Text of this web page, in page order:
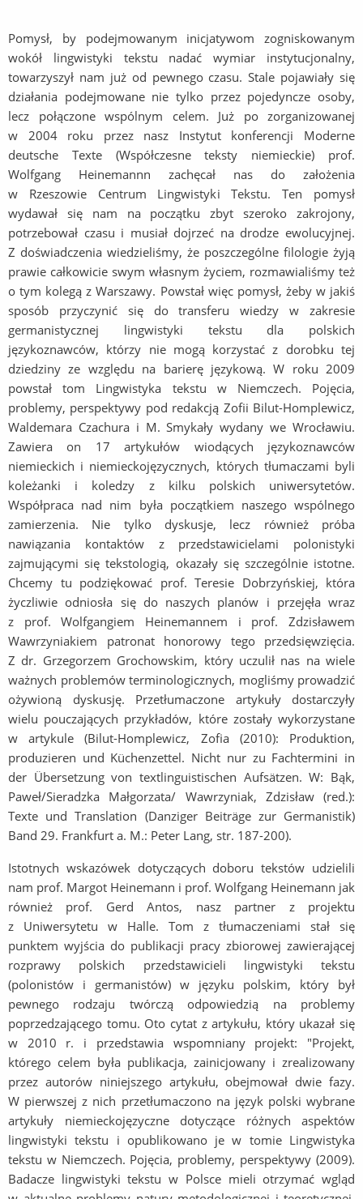
Pomysł, by podejmowanym inicjatywom zogniskowanym
wokół lingwistyki tekstu nadać wymiar instytucjonalny,
towarzyszył nam już od pewnego czasu. Stale pojawiały się
działania podejmowane nie tylko przez pojedyncze osoby,
lecz połączone wspólnym celem. Już po zorganizowanej
w 2004 roku przez nasz Instytut konferencji Moderne
deutsche Texte (Współczesne teksty niemieckie) prof.
Wolfgang Heinemannn zachęcał nas do założenia
w Rzeszowie Centrum Lingwistyki Tekstu. Ten pomysł
wydawał się nam na początku zbyt szeroko zakrojony,
potrzebował czasu i musiał dojrzeć na drodze ewolucyjnej.
Z doświadczenia wiedzieliśmy, że poszczególne filologie żyją
prawie całkowicie swym własnym życiem, rozmawialiśmy też
o tym kolegą z Warszawy. Powstał więc pomysł, żeby w jakiś
sposób przyczynić się do transferu wiedzy w zakresie
germanistycznej lingwistyki tekstu dla polskich
językoznawców, którzy nie mogą korzystać z dorobku tej
dziedziny ze względu na barierę językową. W roku 2009
powstał tom Lingwistyka tekstu w Niemczech. Pojęcia,
problemy, perspektywy pod redakcją Zofii Bilut-Homplewicz,
Waldemara Czachura i M. Smykały wydany we Wrocławiu.
Zawiera on 17 artykułów wiodących językoznawców
niemieckich i niemieckojęzycznych, których tłumaczami byli
koleżanki i koledzy z kilku polskich uniwersytetów.
Współpraca nad nim była początkiem naszego wspólnego
zamierzenia. Nie tylko dyskusje, lecz również próba
nawiązania kontaktów z przedstawicielami polonistyki
zajmującymi się tekstologią, okazały się szczególnie istotne.
Chcemy tu podziękować prof. Teresie Dobrzyńskiej, która
życzliwie odniosła się do naszych planów i przejęła wraz
z prof. Wolfgangiem Heinemannem i prof. Zdzisławem
Wawrzyniakiem patronat honorowy tego przedsięwzięcia.
Z dr. Grzegorzem Grochowskim, który uczulił nas na wiele
ważnych problemów terminologicznych, mogliśmy prowadzić
ożywioną dyskusję. Przetłumaczone artykuły dostarczyły
wielu pouczających przykładów, które zostały wykorzystane
w artykule (Bilut-Homplewicz, Zofia (2010): Produktion,
produzieren und Küchenzettel. Nicht nur zu Fachtermini in
der Übersetzung von textlinguistischen Aufsätzen. W: Bąk,
Paweł/Sieradzka Małgorzata/ Wawrzyniak, Zdzisław (red.):
Texte und Translation (Danziger Beiträge zur Germanistik)
Band 29. Frankfurt a. M.: Peter Lang, str. 187-200).
Istotnych wskazówek dotyczących doboru tekstów udzielili
nam prof. Margot Heinemann i prof. Wolfgang Heinemann jak
również prof. Gerd Antos, nasz partner z projektu
z Uniwersytetu w Halle. Tom z tłumaczeniami stał się
punktem wyjścia do publikacji pracy zbiorowej zawierającej
rozprawy polskich przedstawicieli lingwistyki tekstu
(polonistów i germanistów) w języku polskim, który był
pewnego rodzaju twórczą odpowiedzią na problemy
poprzedzającego tomu. Oto cytat z artykułu, który ukazał się
w 2010 r. i przedstawia wspomniany projekt: "Projekt,
którego celem była publikacja, zainicjowany i zrealizowany
przez autorów niniejszego artykułu, obejmował dwie fazy.
W pierwszej z nich przetłumaczono na język polski wybrane
artykuły niemieckojęzyczne dotyczące różnych aspektów
lingwistyki tekstu i opublikowano je w tomie Lingwistyka
tekstu w Niemczech. Pojęcia, problemy, perspektywy (2009).
Badacze lingwistyki tekstu w Polsce mieli otrzymać wgląd